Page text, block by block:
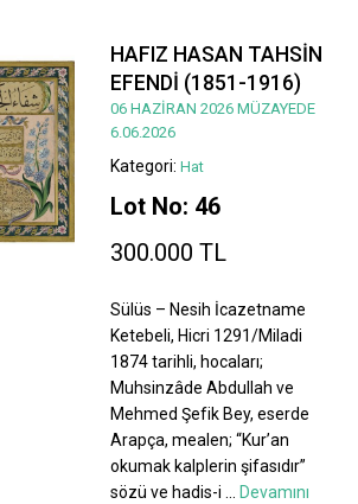
HAFIZ HASAN TAHSİN
EFENDİ (1851-1916)
06 HAZİRAN 2026 MÜZAYEDE
6.06.2026
Kategori: Hat
Lot No: 46
300.000 TL
Sülüs – Nesih İcazetname
Ketebeli, Hicri 1291/Miladi
1874 tarihli, hocaları;
Muhsinzâde Abdullah ve
Mehmed Şefik Bey, eserde
Arapça, mealen; “Kur’an
okumak kalplerin şifasıdır”
sözü ve hadis-i ... Devamını